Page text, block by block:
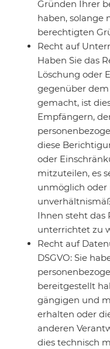
Gründen Ihrer
haben, solange
berechtigten
Recht auf
Haben Sie das
Löschung oder
gegenüber
gemacht, ist
Empfängern,
diese
oder
mitzuteilen, es
unmöglich
Ihnen steht das
unterrichtet zu
Recht auf
DSGVO: Sie
bereitgestellt
gängigen und
erhalten oder
anderen
dies technisch